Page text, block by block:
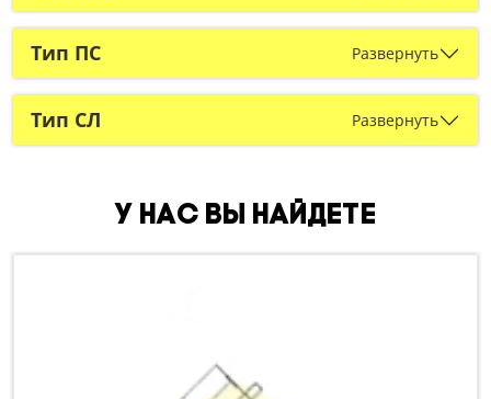
Тип ПС Развернуть
Тип СЛ Развернуть
У нас вы найдете